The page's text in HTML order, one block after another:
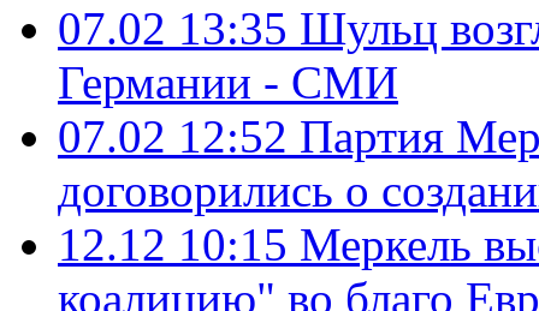
07.02 13:35 Шульц
Германии - СМИ
07.02 12:52 Партия
договорились о
12.12 10:15 Меркель
коалицию" во благо